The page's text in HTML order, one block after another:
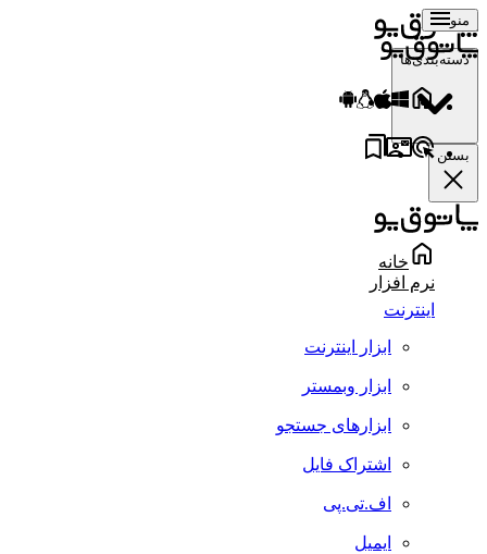
منو
دسته‌بندی‌ها
بستن
خانه
نرم افزار
اینترنت
ابزار اینترنت
ابزار وبمستر
ابزارهای جستجو
اشتراک فایل
اف.تی.پی
ایمیل